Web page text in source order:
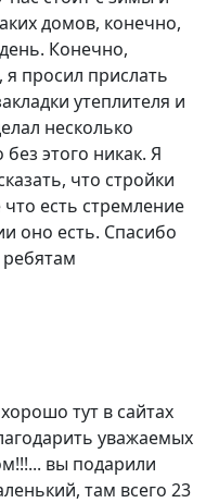
домов, конечно,
Конечно,
я просил прислать
утеплителя и
несколько
этого никак. Я
что стройки
есть стремление
оно есть. Спасибо
тут в сайтах
уважаемых
вы подарили
там всего 23